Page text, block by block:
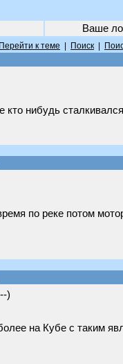
Ваше
Перейти к теме Поиск
кто нибудь
по реке потом
)
на Кубе с таким